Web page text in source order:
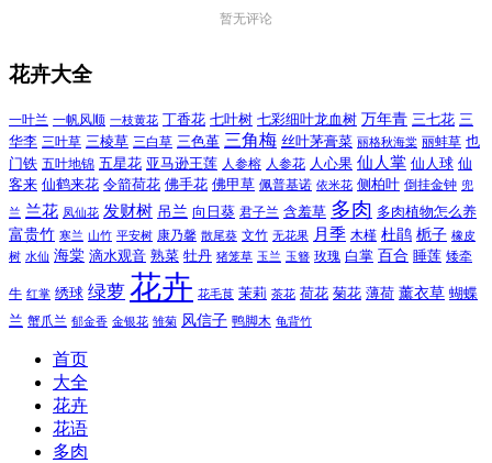
暂无评论
花卉大全
一叶兰 一帆风顺 一枝黄花 丁香花 七叶树 七彩细叶龙血树 万年青 三七花 三
华李 三叶草 三棱草 三白草 三色堇 三角梅 丝叶茅膏菜 丽格秋海棠 丽蚌草 也
门铁 五叶地锦 五星花 亚马逊王莲 人参榕 人参花 人心果 仙人掌 仙人球 仙
客来 仙鹤来花 令箭荷花 佛手花 佛甲草 佩普基诺 依米花 侧柏叶 倒挂金钟 兜
兰 兰花 凤仙花 发财树 吊兰 向日葵 君子兰 含羞草 多肉 多肉植物怎么养
富贵竹 寒兰 山竹 平安树 康乃馨 散尾葵 文竹 无花果 月季 木槿 杜鹃 栀子 橡皮
树 水仙 海棠 滴水观音 熟菜 牡丹 猪笼草 玉兰 玉簪 玫瑰 白掌 百合 睡莲 矮牵
牛 红掌 绣球 绿萝 花卉 花毛茛 茉莉 茶花 荷花 菊花 薄荷 薰衣草 蝴蝶
兰 蟹爪兰 郁金香 金银花 雏菊 风信子 鸭脚木 龟背竹
首页
大全
花卉
花语
多肉